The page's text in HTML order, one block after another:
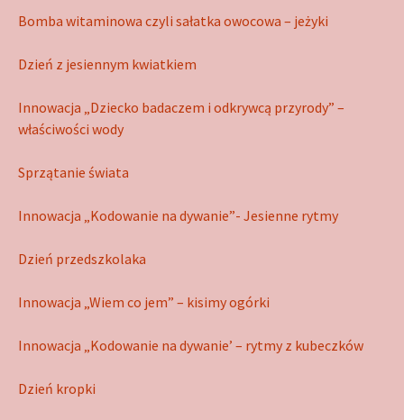
Bomba witaminowa czyli sałatka owocowa – jeżyki
Dzień z jesiennym kwiatkiem
Innowacja „Dziecko badaczem i odkrywcą przyrody” –
właściwości wody
Sprzątanie świata
Innowacja „Kodowanie na dywanie”- Jesienne rytmy
Dzień przedszkolaka
Innowacja „Wiem co jem” – kisimy ogórki
Innowacja „Kodowanie na dywanie’ – rytmy z kubeczków
Dzień kropki